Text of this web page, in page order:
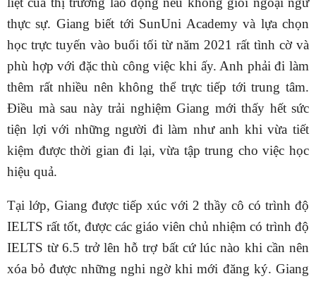
thực sự. Giang biết tới SunUni Academy và lựa chọn
học trực tuyến vào buổi tối từ năm 2021 rất tình cờ và
phù hợp với đặc thù công việc khi ấy. Anh phải đi làm
thêm rất nhiều nên không thể trực tiếp tới trung tâm.
Điều mà sau này trải nghiệm Giang mới thấy hết sức
tiện lợi với những người đi làm như anh khi vừa tiết
kiệm được thời gian đi lại, vừa tập trung cho việc học
hiệu quả.
Tại lớp, Giang được tiếp xúc với 2 thầy cô có trình độ
IELTS rất tốt, được các giáo viên chủ nhiệm có trình độ
IELTS từ 6.5 trở lên hỗ trợ bất cứ lúc nào khi cần nên
xóa bỏ được những nghi ngờ khi mới đăng ký. Giang